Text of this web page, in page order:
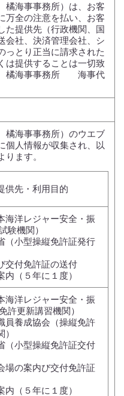
海事事務所）は、お客
万全の注意を払い、お客
た提供先（行政機関、国
会社、決済管理会社、シ
っとり正当に請求された
は提供することは一切致
事務所 海事代
海事事務所）のウエブ
個人情報が収集され、以
ます。
供先・利用目的
海洋レジャー安全・振
験機関）
（小型操縦免許証発行
交付免許証の送付
内（５年に１度）
海洋レジャー安全・振
許更新講習機関）
員養成協会（操縦免許
（小型操縦免許証交付
場の案内び交付免許証
内（５年に１度）